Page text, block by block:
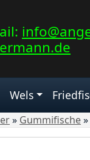
Wels
» Gummifische»